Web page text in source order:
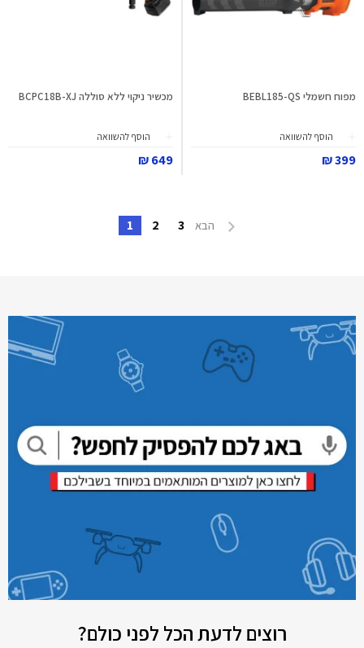
מפוח חשמלי BEBL185-QS
הוסף להשוואה
399 ₪
מכשיר ניקוי ללא סוללה BCPC18B-XJ
הוסף להשוואה
649 ₪
הבא 3
2
1
רוצים לדעת הכל לפני כולם?